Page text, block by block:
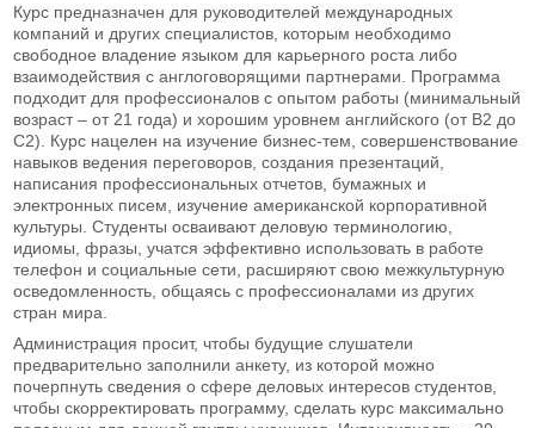
Курс предназначен для руководителей международных
компаний и других специалистов, которым необходимо
свободное владение языком для карьерного роста либо
взаимодействия с англоговорящими партнерами. Программа
подходит для профессионалов с опытом работы (минимальный
возраст – от 21 года) и хорошим уровнем английского (от В2 до
С2). Курс нацелен на изучение бизнес-тем, совершенствование
навыков ведения переговоров, создания презентаций,
написания профессиональных отчетов, бумажных и
электронных писем, изучение американской корпоративной
культуры. Студенты осваивают деловую терминологию,
идиомы, фразы, учатся эффективно использовать в работе
телефон и социальные сети, расширяют свою межкультурную
осведомленность, общаясь с профессионалами из других
стран мира.
Администрация просит, чтобы будущие слушатели
предварительно заполнили анкету, из которой можно
почерпнуть сведения о сфере деловых интересов студентов,
чтобы скорректировать программу, сделать курс максимально